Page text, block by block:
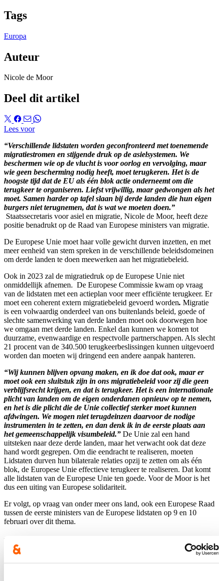
Tags
Europa
Auteur
Nicole de Moor
Deel dit artikel
Lees voor
“Verschillende lidstaten worden geconfronteerd met toenemende
migratiestromen en stijgende druk op de asielsystemen. We
beschermen wie op de vlucht is voor oorlog en vervolging, maar
wie geen bescherming nodig heeft, moet terugkeren. Het is de
hoogste tijd dat de EU als één blok actie onderneemt om die
terugkeer te organiseren. Liefst vrijwillig, maar gedwongen als het
moet. Samen harder op tafel slaan bij derde landen die hun eigen
burgers niet terugnemen, dat is wat we moeten doen.”
Staatssecretaris voor asiel en migratie, Nicole de Moor, heeft deze
positie benadrukt op de Raad van Europese ministers van migratie.
De Europese Unie moet haar volle gewicht durven inzetten, en met
meer eenheid van stem spreken in de verschillende beleidsdomeinen
om derde landen te doen meewerken aan het migratiebeleid.
Ook in 2023 zal de migratiedruk op de Europese Unie niet
onmiddellijk afnemen. De Europese Commissie kwam op vraag
van de lidstaten met een actieplan voor meer efficiënte terugkeer. Er
moet een coherent extern migratiebeleid gevoerd worden. Migratie
is een volwaardig onderdeel van ons buitenlands beleid, goede of
slechte samenwerking van derde landen moet ook doorwegen hoe
we omgaan met derde landen. Enkel dan kunnen we komen tot
duurzame, evenwaardige en respectvolle partnerschappen. Als slecht
21 procent van de 340.500 terugkeerbeslissingen kunnen uitgevoerd
worden dan moeten wij dringend een andere aanpak hanteren.
“Wij kunnen blijven opvang maken, en ik doe dat ook, maar er
moet ook een sluitstuk zijn in ons migratiebeleid voor zij die geen
verblijfsrecht krijgen, en dat is terugkeer. Het is een internationale
plicht van landen om de eigen onderdanen opnieuw op te nemen,
en het is die plicht die de Unie collectief sterker moet kunnen
afdwingen. We mogen niet terugdeinzen daarvoor de nodige
instrumenten in te zetten, en dan denk ik in de eerste plaats aan
het gemeenschappelijk visumbeleid.” De Unie zal een hand
uitsteken naar deze derde landen, maar het verwacht ook dat deze
hand wordt gegrepen. Om die eendracht te realiseren, moeten
Lidstaten durven hun bilaterale relaties opzij te zetten om als één
blok, de Europese Unie effectieve terugkeer te realiseren. Dat komt
alle lidstaten van de Europese Unie ten goede. Voor de Moor is het
dus een uiting van Europese solidariteit.
Er volgt, op vraag van onder meer ons land, ook een Europese Raad
tussen de eerste ministers van de Europese lidstaten op 9 en 10
februari over dit thema.
Blijf op de hoogte
E-mailadres